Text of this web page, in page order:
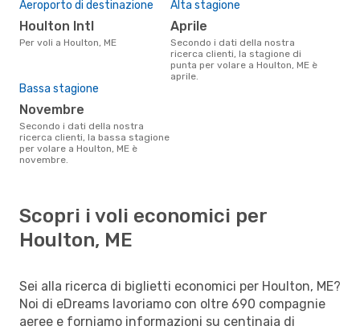
Aeroporto di destinazione
Houlton Intl
Per voli a Houlton, ME
Alta stagione
aprile
Secondo i dati della nostra
ricerca clienti, la stagione di
punta per volare a Houlton, ME è
aprile.
Bassa stagione
novembre
Secondo i dati della nostra
ricerca clienti, la bassa stagione
per volare a Houlton, ME è
novembre.
Scopri i voli economici per
Houlton, ME
Sei alla ricerca di biglietti economici per Houlton, ME?
Noi di eDreams lavoriamo con oltre 690 compagnie
aeree e forniamo informazioni su centinaia di